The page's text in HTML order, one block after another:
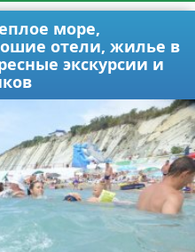
море,
отели, жилье в
экскурсии и